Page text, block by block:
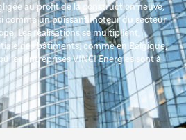
au profit de la construction neuve,
comme un puissant moteur du secteur
Les réalisations se multiplient,
des bâtiments, comme en Belgique,
les entreprises VINCI Energies sont à